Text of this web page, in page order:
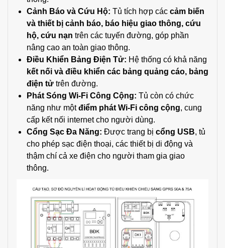
Cảnh Báo và Cứu Hộ: Tủ tích hợp các cảm biến
và thiết bị cảnh báo, báo hiệu giao thông, cứu
hộ, cứu nạn trên các tuyến đường, góp phần
nâng cao an toàn giao thông.
Điều Khiển Bảng Điện Tử: Hệ thống có khả năng
kết nối và điều khiển các bảng quảng cáo, bảng
điện tử trên đường.
Phát Sóng Wi-Fi Công Cộng: Tủ còn có chức
năng như mộtđiểm phát Wi-Fi công cộng, cung
cấp kết nối internet cho người dùng.
Cổng Sạc Đa Năng: Được trang bị cổng USB, tủ
cho phép sạc điện thoại, các thiết bị di động và
thậm chí cả xe điện cho người tham gia giao
thông.